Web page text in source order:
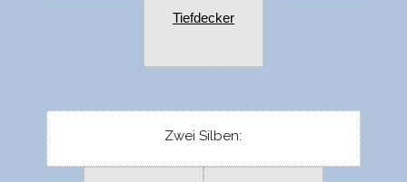
Tiefdecker
Zwei Silben: